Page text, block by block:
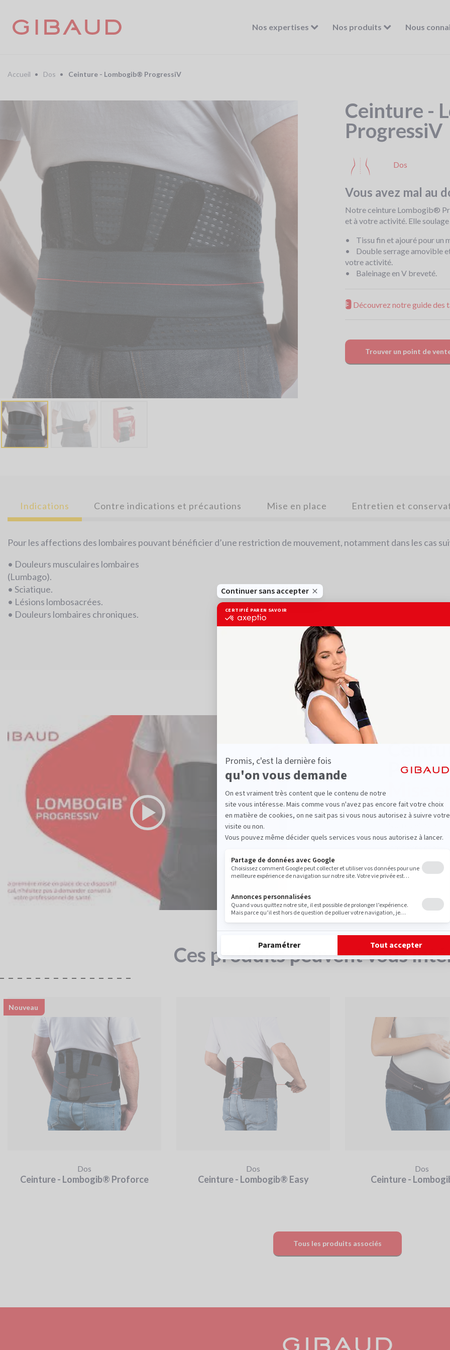
contenu
principal
Nos expertises Nos produits Nous
Accueil Dos Ceinture - Lombogib® ProgressiV
Ceinture -
ProgressiV
Dos
Vous avez mal au
Notre ceinture Lombogib®
et à votre activité. Elle
• Tissu fin et ajouré pour un
• Double serrage amovible
votre activité.
• Baleinage en V breveté.
Découvrez notre guide des
Trouver un point de
Indications Contre indications et précautions Mise en place Entretien et
Pour les affections des lombaires pouvant bénéficier d’une restriction de mouvement, notamment dans les cas
• Douleurs musculaires lombaires
(Lumbago).
• Sciatique.
• Lésions lombosacrées.
• Douleurs lombaires chroniques.
Url
Mise
Notre ceinture
à votre
lombaires et
Ces produits peuvent vous
Nouveau
Dos
Ceinture - Lombogib® Proforce
Dos
Ceinture - Lombogib® Easy
Dos
Ceinture -
Tous les produits associés